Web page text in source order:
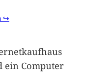
↪
ein Computer